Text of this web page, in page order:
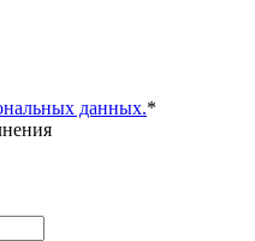
данных.*